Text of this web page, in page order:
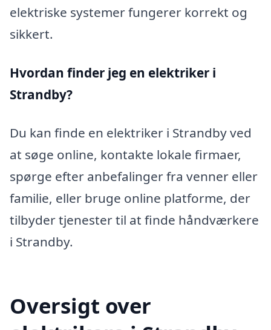
elektriske systemer fungerer korrekt og
sikkert.
Hvordan finder jeg en elektriker i
Strandby?
Du kan finde en elektriker i Strandby ved
at søge online, kontakte lokale firmaer,
spørge efter anbefalinger fra venner eller
familie, eller bruge online platforme, der
tilbyder tjenester til at finde håndværkere
i Strandby.
Oversigt over